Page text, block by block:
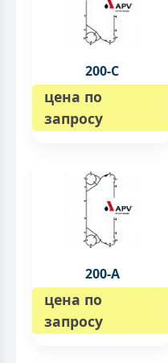
200-C
цена по
запросу
200-А
цена по
запросу